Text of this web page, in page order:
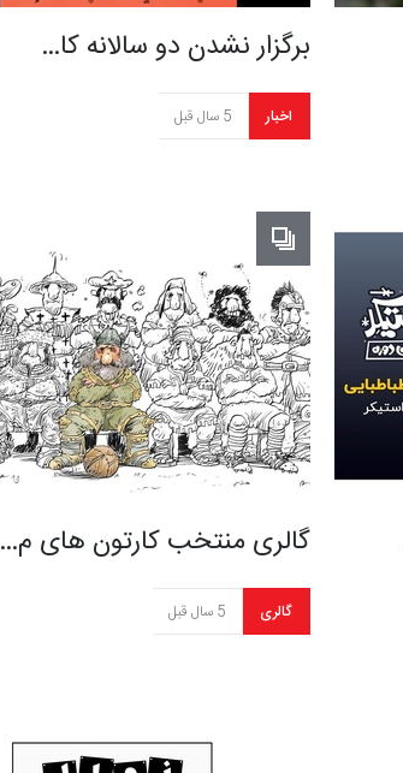
برگزار نشدن دو سالانه کا…
اخبار 5 سال قبل
گالری منتخب کارتون های م…
گالری 5 سال قبل